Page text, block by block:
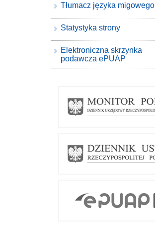
Tłumacz języka migowego
Statystyka strony
Elektroniczna skrzynka
podawcza ePUAP